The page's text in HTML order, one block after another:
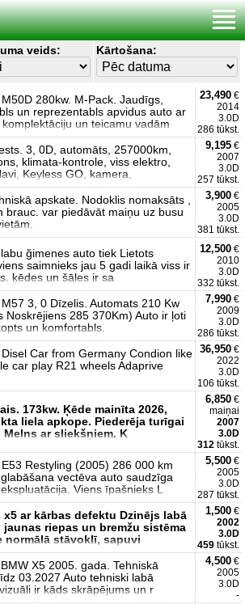
veids: Kārtošana:
280kw. M-Pack. Jaudīgs,
un reprezentabls apvidus auto ar
un teicamu vadām
23,490 €
2014
3.0D
286 tūkst.
3, 0D, automāts, 257000km,
klimata-kontrole, viss elektro,
Keyless GO, kamera,
9,195 €
2007
3.0D
257 tūkst.
apskate. Nodoklis nomaksāts ,
brauc. var piedāvāt maiņu uz busu
3,900 €
2005
3.0D
381 tūkst.
ğimenes auto tiek Lietots
saimnieks jau 5 gadi laikā viss ir
ķēdes un šāles ir sa
12,500 €
2010
3.0D
332 tūkst.
3, 0 Dīzelis. Automats 210 Kw
Noskrējiens 285 370Km) Auto ir ļoti
un komfortabls.
7,990 €
2009
3.0D
286 tūkst.
Disel Car from Germany Condion like
car play R21 wheels Adaprive
36,950 €
2022
3.0D
106 tūkst.
173kw. Ķēde mainīta 2026,
liela apkope. Piederēja turīgai
Melns ar sliekšņiem. K
6,850 €
maiņai
2007
3.0D
312 tūkst.
Restyling (2005) 286 000 km
vectēva auto saudzīga
Viens īpašnieks L
5,500 €
2005
3.0D
287 tūkst.
x5 ar kārbas defektu Dzinējs labā
riepas un bremžu sistēma
normālā stāvoklī, sapuvi
1,500 €
2002
3.0D
459 tūkst.
X5 2005. gada. Tehniskā
03.2027 Auto tehniski labā
ir kāds skrāpējums un r
4,500 €
2005
3.0D
-